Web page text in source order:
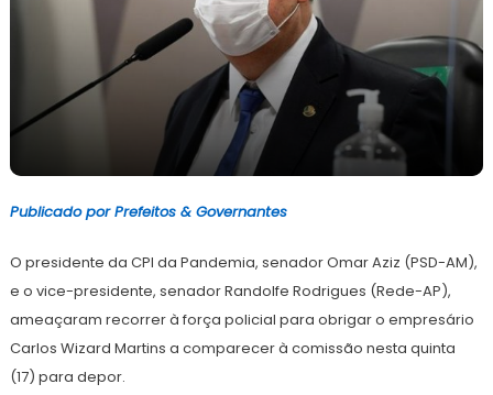
junho
2021
Publicado por Prefeitos & Governantes
O presidente da CPI da Pandemia, senador Omar Aziz (PSD-AM),
e o vice-presidente, senador Randolfe Rodrigues (Rede-AP),
ameaçaram recorrer à força policial para obrigar o empresário
Carlos Wizard Martins a comparecer à comissão nesta quinta
(17) para depor.